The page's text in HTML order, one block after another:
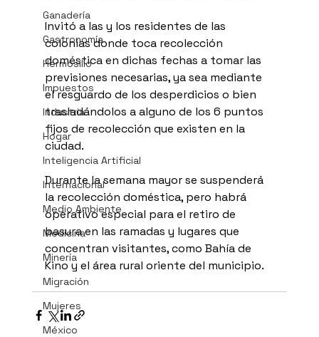
Ganadería
Gastronomía
Hermosillo
Impuestos
Industria
Hogar
Inteligencia Artificial
Internacional
Medio Ambiente
Medicina
Minería
Migración
Mujeres
México
Invitó a las y los residentes de las
colonias donde toca recolección
doméstica en dichas fechas a tomar las
previsiones necesarias, ya sea mediante
el resguardo de los desperdicios o bien
trasladándolos a alguno de los 6 puntos
fijos de recolección que existen en la
ciudad.
Durante la semana mayor se suspenderá
la recolección doméstica, pero habrá
operativo especial para el retiro de
basura en las ramadas y lugares que
concentran visitantes, como Bahía de
Kino y el área rural oriente del municipio.